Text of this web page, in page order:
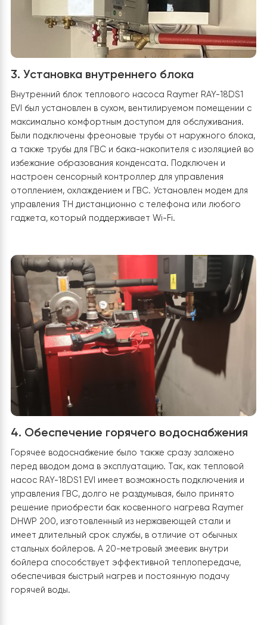
тепловой насос имеет хорошее внешнее покрытие,
защищенное от коррозии не было необходимости
устанавливать дополнительно защитные сооружения
защиты от неблагоприятных погодных условий.
3. Установка внутреннего блока
Внутренний блок теплового насоса Raymer RAY-
EVI был установлен в сухом, вентилируемом
максимально комфортным доступом для
Были подключены фреоновые трубы от наружного
а также трубы для ГВС и бака-накопителя с
избежание образования конденсата. Подключен и
настроен сенсорный контроллер для управления
управления ТН дистанционно с телефона или любого
гаджета, который поддерживает Wi-Fi.